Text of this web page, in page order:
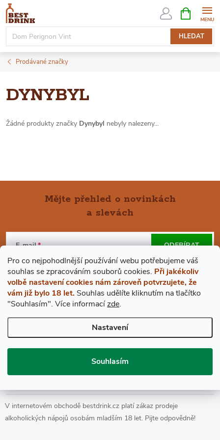
Pro co nejpohodlnější používání webu potřebujeme váš
souhlas se zpracováním souborů cookies. Při jakékoliv
volbě nastavení cookies nám zároveň potvrzujete, že
vám již bylo 18 let. Souhlas udělíte kliknutím na tlačítko
"Souhlasím". Více informacízde.
Nastavení
Souhlasím
Přejít
obsah
HLEDAT
NÁKUPNÍ
KOŠÍK
Prodávané značky
DYNYBYL
Žádné produkty značky Dynybyl nebyly nalezeny...
Á
P
A
T
Mějte přehled o novinkách
a slevách
E-mail
Vložením e-mailu souhlasíte spodmínkami ochrany osobních údajů
ODEBÍRAT
VŠE O NÁKUPU